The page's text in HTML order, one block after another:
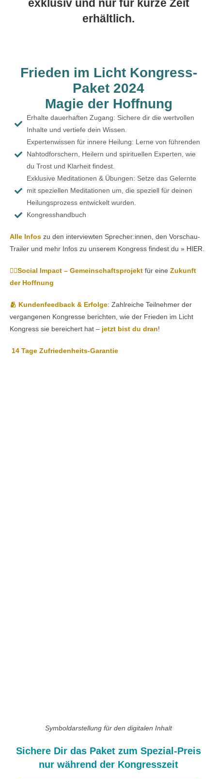
exklusiv und nur für kurze Zeit
erhältlich.
Frieden im Licht Kongress-
Paket 2024
Magie der Hoffnung
Erhalte dauerhaften Zugang: Sichere dir die wertvollen
Inhalte und vertiefe dein Wissen.
Expertenwissen für innere Heilung: Lerne von führenden
Nahtodforschern, Heilern und spirituellen Experten, wie
du Trost und Klarheit findest.
Exklusive Meditationen & Übungen: Setze das Gelernte
mit speziellen Meditationen um, die speziell für deinen
Heilungsprozess entwickelt wurden.
Kongresshandbuch
Alle Infos zu den interviewten Sprecher:innen, den Vorschau-
Trailer und mehr Infos zu unserem Kongress findest du » HIER.
👇🏼Social Impact – Gemeinschaftsprojekt für eine Zukunft
der Hoffnung
🫂 Kundenfeedback & Erfolge: Zahlreiche Teilnehmer der
vergangenen Kongresse berichten, wie der Frieden im Licht
Kongress sie bereichert hat – jetzt bist du dran!
14 Tage Zufriedenheits-Garantie
Symboldarstellung für den digitalen Inhalt
Sichere Dir das Paket zum Spezial-Preis
nur während der Kongresszeit